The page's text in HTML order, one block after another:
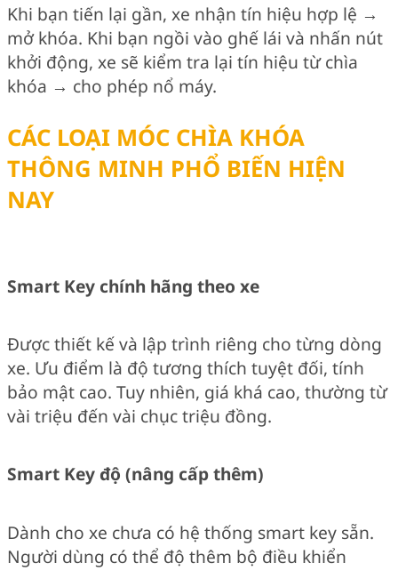
Khi bạn tiến lại gần, xe nhận tín hiệu hợp lệ →
mở khóa. Khi bạn ngồi vào ghế lái và nhấn nút
khởi động, xe sẽ kiểm tra lại tín hiệu từ chìa
khóa → cho phép nổ máy.
CÁC LOẠI MÓC CHÌA KHÓA
THÔNG MINH PHỔ BIẾN HIỆN
NAY
Smart Key chính hãng theo xe
Được thiết kế và lập trình riêng cho từng dòng
xe. Ưu điểm là độ tương thích tuyệt đối, tính
bảo mật cao. Tuy nhiên, giá khá cao, thường từ
vài triệu đến vài chục triệu đồng.
Smart Key độ (nâng cấp thêm)
Dành cho xe chưa có hệ thống smart key sẵn.
Người dùng có thể độ thêm bộ điều khiển